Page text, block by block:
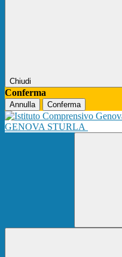
Chiudi
Conferma
Annulla Conferma
GENOVA STURLA